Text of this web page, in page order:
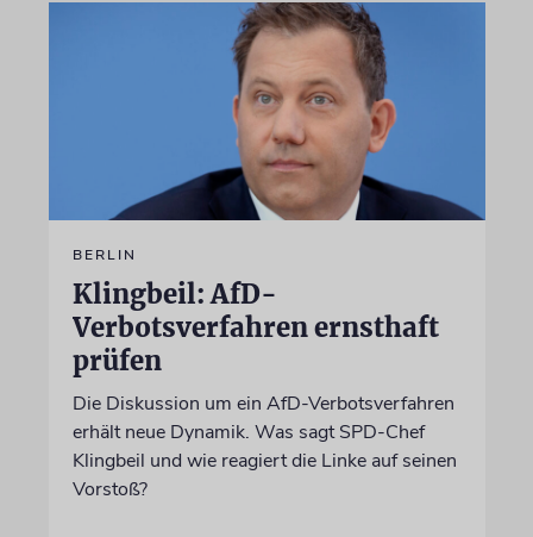
BERLIN
Klingbeil: AfD-
Verbotsverfahren ernsthaft
prüfen
Die Diskussion um ein AfD-Verbotsverfahren
erhält neue Dynamik. Was sagt SPD-Chef
Klingbeil und wie reagiert die Linke auf seinen
Vorstoß?